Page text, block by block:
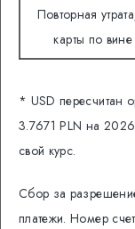
Повторная
карты по
* USD пересчитан
3.7671 PLN на
свой курс.
Сбор за
платежи. Номер